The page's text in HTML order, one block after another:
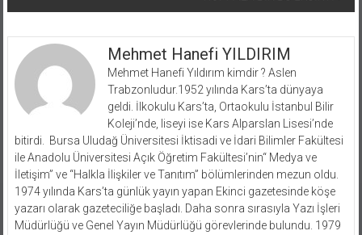
Mehmet Hanefi YILDIRIM
Mehmet Hanefi Yıldırım kimdir ? Aslen
Trabzonludur.1952 yılında Kars’ta dünyaya
geldi. İlkokulu Kars’ta, Ortaokulu İstanbul Bilir
Koleji’nde, liseyi ise Kars Alparslan Lisesi’nde
bitirdi. Bursa Uludağ Üniversitesi İktisadi ve İdari Bilimler Fakültesi
ile Anadolu Üniversitesi Açık Öğretim Fakültesi’nin“ Medya ve
İletişim” ve “Halkla İlişkiler ve Tanıtım” bölümlerinden mezun oldu.
1974 yılında Kars’ta günlük yayın yapan Ekinci gazetesinde köşe
yazarı olarak gazeteciliğe başladı. Daha sonra sırasıyla Yazı İşleri
Müdürlüğü ve Genel Yayın Müdürlüğü görevlerinde bulundu. 1979